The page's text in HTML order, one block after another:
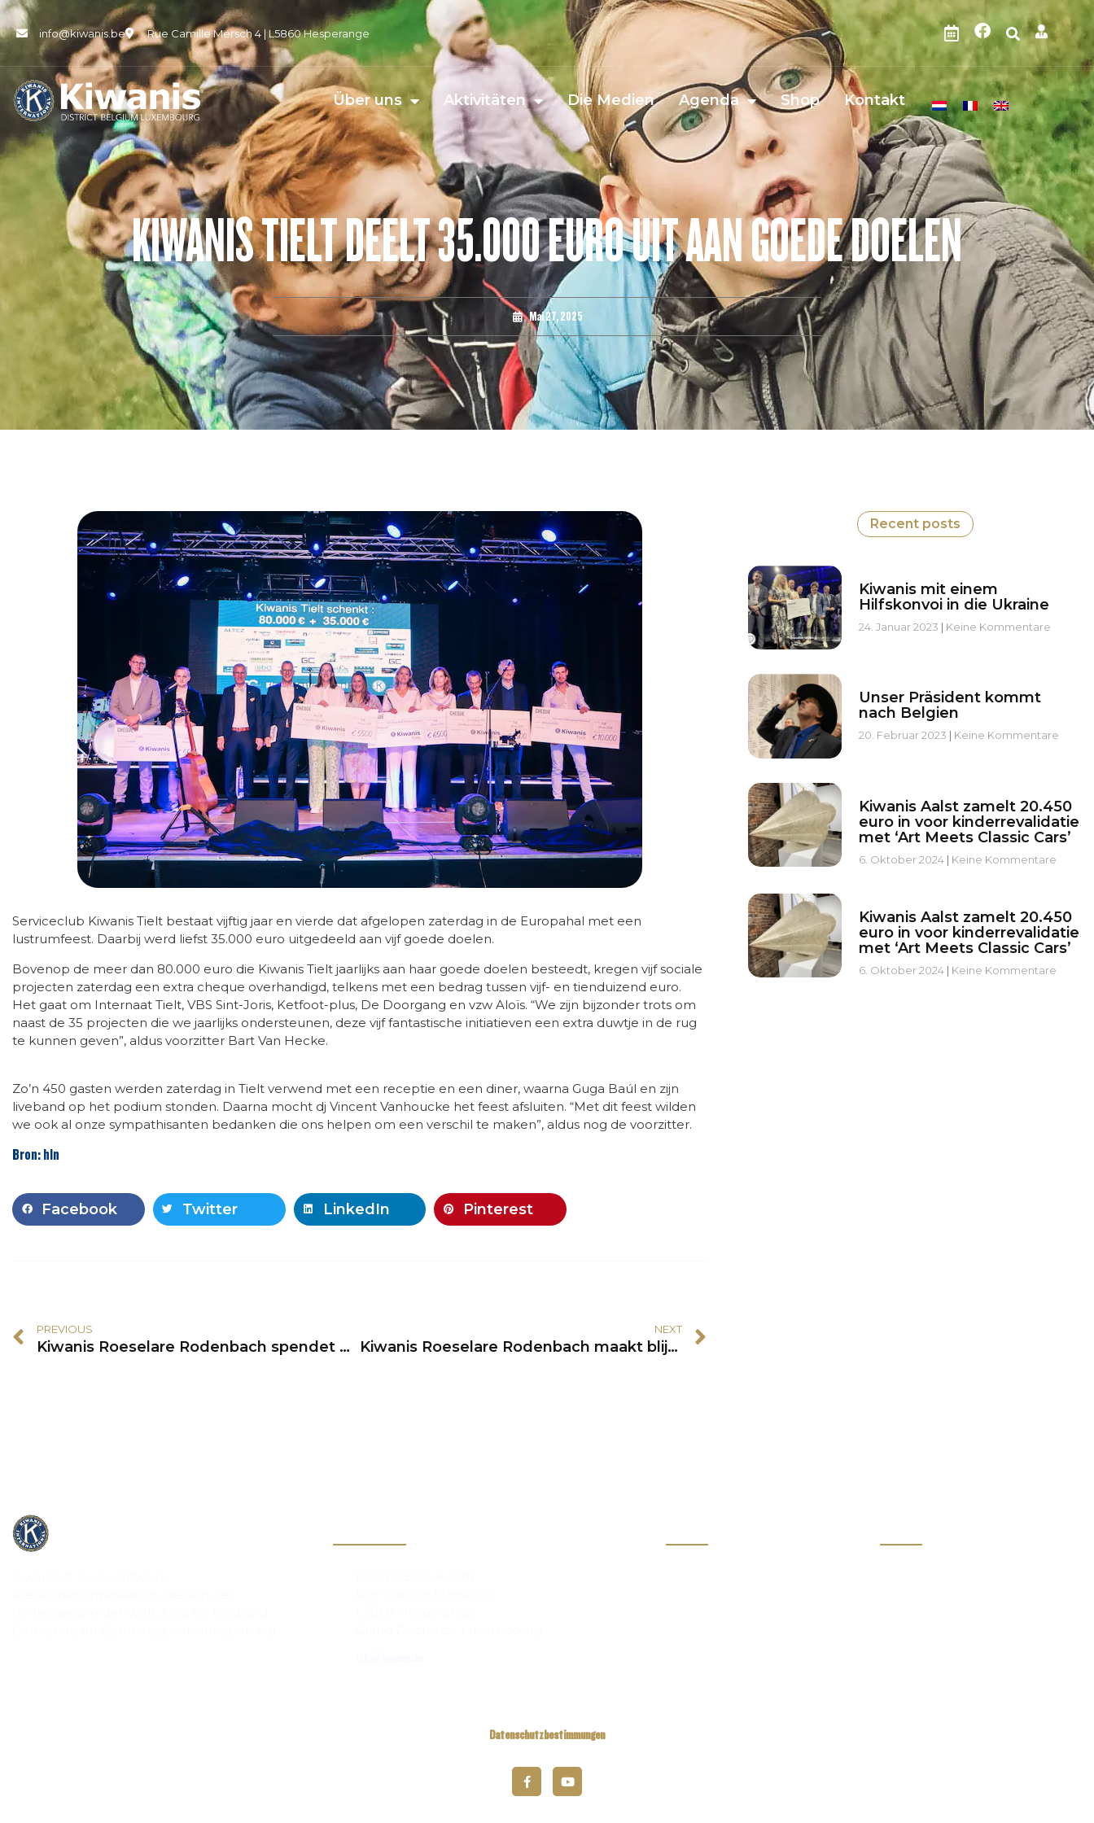
info@kiwanis.be Rue Camille Mersch 4 | L5860 Hesperange
Über uns Aktivitäten Die Medien Agenda Shop Kontakt
KIWANIS TIELT DEELT 35.000 EURO UIT AAN GOEDE DOELEN
Mai 27, 2025
Serviceclub Kiwanis Tielt bestaat vijftig jaar en vierde dat afgelopen zaterdag in de Europahal met een
lustrumfeest. Daarbij werd liefst 35.000 euro uitgedeeld aan vijf goede doelen.
Bovenop de meer dan 80.000 euro die Kiwanis Tielt jaarlijks aan haar goede doelen besteedt, kregen vijf sociale
projecten zaterdag een extra cheque overhandigd, telkens met een bedrag tussen vijf- en tienduizend euro.
Het gaat om Internaat Tielt, VBS Sint-Joris, Ketfoot-plus, De Doorgang en vzw Aloïs. “We zijn bijzonder trots om
naast de 35 projecten die we jaarlijks ondersteunen, deze vijf fantastische initiatieven een extra duwtje in de rug
te kunnen geven”, aldus voorzitter Bart Van Hecke.
Zo’n 450 gasten werden zaterdag in Tielt verwend met een receptie en een diner, waarna Guga Baúl en zijn
liveband op het podium stonden. Daarna mocht dj Vincent Vanhoucke het feest afsluiten. “Met dit feest wilden
we ook al onze sympathisanten bedanken die ons helpen om een verschil te maken”, aldus nog de voorzitter.
Bron: hln
Facebook Twitter LinkedIn Pinterest
PREVIOUS
Kiwanis Roeselare Rodenbach spendet Sicherheitswesten an UZ Gent Kinderrevalidatie
NEXT
Kiwanis Roeselare Rodenbach maakt blijvend verschil voor kleuters in Zuid-Afrika
Recent posts
Kiwanis mit einem
Hilfskonvoi in die Ukraine
24. Januar 2023 Keine Kommentare
Unser Präsident kommt
nach Belgien
20. Februar 2023 Keine Kommentare
Kiwanis Aalst zamelt 20.450
euro in voor kinderrevalidatie
met ‘Art Meets Classic Cars’
6. Oktober 2024 Keine Kommentare
Kiwanis Aalst zamelt 20.450
euro in voor kinderrevalidatie
met ‘Art Meets Classic Cars’
6. Oktober 2024 Keine Kommentare
Datenschutzbestimmungen